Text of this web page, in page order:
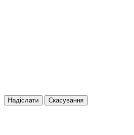
Надіслати Скасування